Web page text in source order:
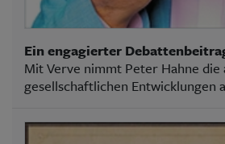
Ein engagierter
Mit Verve nimmt Peter Hahne die
gesellschaftlichen Entwicklungen